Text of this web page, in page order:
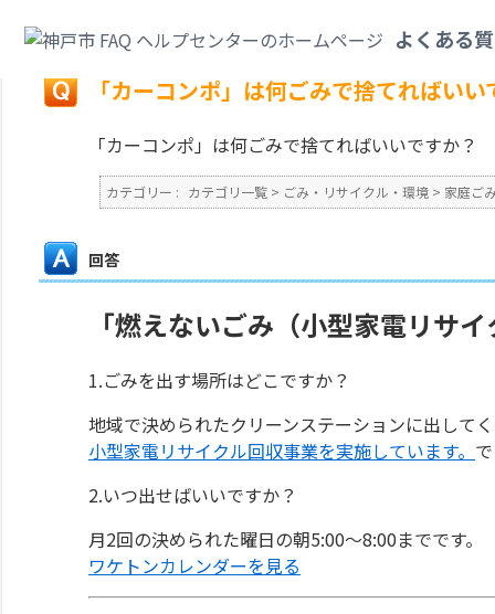
よくある
戻る
「カーコンポ」は何ごみで捨てればい
「カーコンポ」は何ごみで捨てればいいですか？
カテゴリー : カテゴリ一覧 > ごみ・リサイクル・環境 > 家庭ご
回答
「燃えないごみ（小型家電リサ
1.ごみを出す場所はどこですか？
地域で決められたクリーンステーションに出して
小型家電リサイクル回収事業を実施しています。
2.いつ出せばいいですか？
月2回の決められた曜日の朝5:00～8:00までです。
ワケトンカレンダーを見る